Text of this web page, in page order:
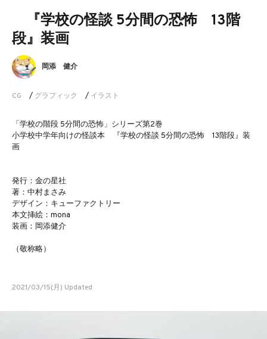
『学校の怪談 5分間の恐怖 13階
段』装画
CG / グラフィック / イラスト
岡添 健介
「学校の階段 5分間の恐怖」シリーズ第2巻
小学校中学年向けの怪談本 『学校の怪談 5分間の恐怖 13階段』装
画
発行：金の星社
著：中村まさみ
デザイン：キューファクトリー
本文挿絵：mona
装画：岡添健介
（敬称略）
2021/03/15(月) Updated